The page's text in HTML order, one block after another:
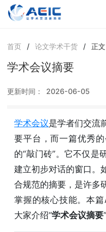
首页 / 论文学术干货 / 正文
学术会议摘要
更新时间： 2026-06-05
学术会议是学者们交流
要平台，而一篇优秀
的“敲门砖”。它不仅是
建立初步对话的窗口。
合规范的摘要，是许多
掌握的核心技能。本篇
大家介绍“学术会议摘要